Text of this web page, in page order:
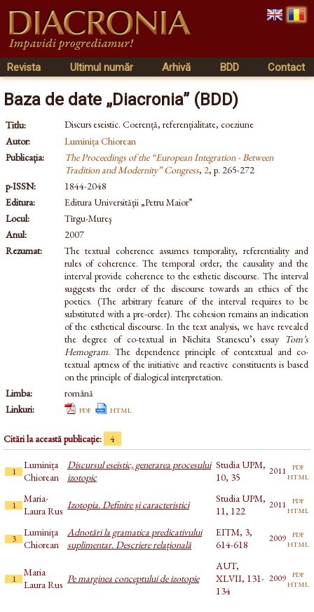
Revista Ultimul număr Arhivă BDD Contact
Baza de date „Diacronia” (BDD)
Titlu:
Discurs eseistic. Coerență, referențialitate, coeziune
Autor:
Luminița Chiorean
Publicația:
The Proceedings of the “European Integration - Between
Tradition and Modernity” Congress, 2, p. 265-272
p-ISSN:
1844-2048
Editura:
Editura Universităţii „Petru Maior”
Locul:
Tîrgu-Mureş
Anul:
2007
Rezumat:
The textual coherence assumes temporality, referentiality and
rules of coherence. The temporal order, the causality and the
interval provide coherence to the esthetic discourse. The interval
suggests the order of the discourse towards an ethics of the
poetics. (The arbitrary feature of the interval requires to be
substituted with a pre-order). The cohesion remains an indication
of the esthetical discourse. In the text analysis, we have revealed
the degree of co-textual in Nichita Stanescu’s essay Tom’s
Hemogram. The dependence principle of contextual and co-
textual aptness of the initiative and reactive constituents is based
on the principle of dialogical interpretation.
Limba:
română
Linkuri:
pdf html
Citări la această publicație: 4
1
Luminița
Chiorean
Discursul eseistic, generarea procesului
izotopic
Studia UPM,
10, 35
2011 pdf
html
1
Maria-
Laura Rus Izotopia. Definire şi caracteristici
Studia UPM,
11, 122
2011 pdf
html
3
Luminiţa
Chiorean
Adnotări la gramatica predicativului
suplimentar. Descriere relațională
EITM, 3,
614-618
2009 pdf
html
1
Maria
Laura Rus Pe marginea conceptului de izotopie
AUT,
XLVII, 131-
134
2009 pdf
html